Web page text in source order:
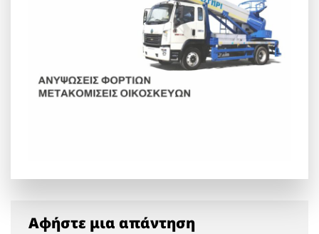
Αφήστε μια απάντηση